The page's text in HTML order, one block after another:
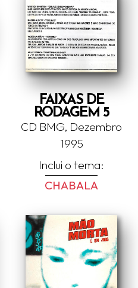
FAIXAS DE
RODAGEM 5
CD BMG, Dezembro
1995
Inclui o tema:
CHABALA